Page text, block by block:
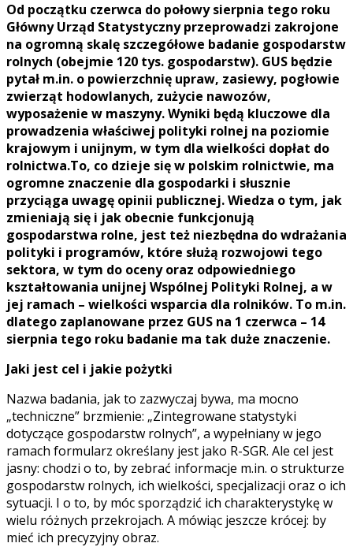
Od początku czerwca do połowy sierpnia tego roku
Główny Urząd Statystyczny przeprowadzi zakrojone
na ogromną skalę szczegółowe badanie gospodarstw
rolnych (obejmie 120 tys. gospodarstw). GUS będzie
pytał m.in. o powierzchnię upraw, zasiewy, pogłowie
zwierząt hodowlanych, zużycie nawozów,
wyposażenie w maszyny. Wyniki będą kluczowe dla
prowadzenia właściwej polityki rolnej na poziomie
krajowym i unijnym, w tym dla wielkości dopłat do
rolnictwa.To, co dzieje się w polskim rolnictwie, ma
ogromne znaczenie dla gospodarki i słusznie
przyciąga uwagę opinii publicznej. Wiedza o tym, jak
zmieniają się i jak obecnie funkcjonują
gospodarstwa rolne, jest też niezbędna do wdrażania
polityki i programów, które służą rozwojowi tego
sektora, w tym do oceny oraz odpowiedniego
kształtowania unijnej Wspólnej Polityki Rolnej, a w
jej ramach – wielkości wsparcia dla rolników. To m.in.
dlatego zaplanowane przez GUS na 1 czerwca – 14
sierpnia tego roku badanie ma tak duże znaczenie.
Jaki jest cel i jakie pożytki
Nazwa badania, jak to zazwyczaj bywa, ma mocno
„techniczne” brzmienie: „Zintegrowane statystyki
dotyczące gospodarstw rolnych”, a wypełniany w jego
ramach formularz określany jest jako R-SGR. Ale cel jest
jasny: chodzi o to, by zebrać informacje m.in. o strukturze
gospodarstw rolnych, ich wielkości, specjalizacji oraz o ich
sytuacji. I o to, by móc sporządzić ich charakterystykę w
wielu różnych przekrojach. A mówiąc jeszcze krócej: by
mieć ich precyzyjny obraz.